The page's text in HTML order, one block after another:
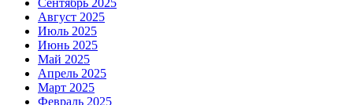
Сентябрь 2025
Август 2025
Июль 2025
Июнь 2025
Май 2025
Апрель 2025
Март 2025
Февраль 2025